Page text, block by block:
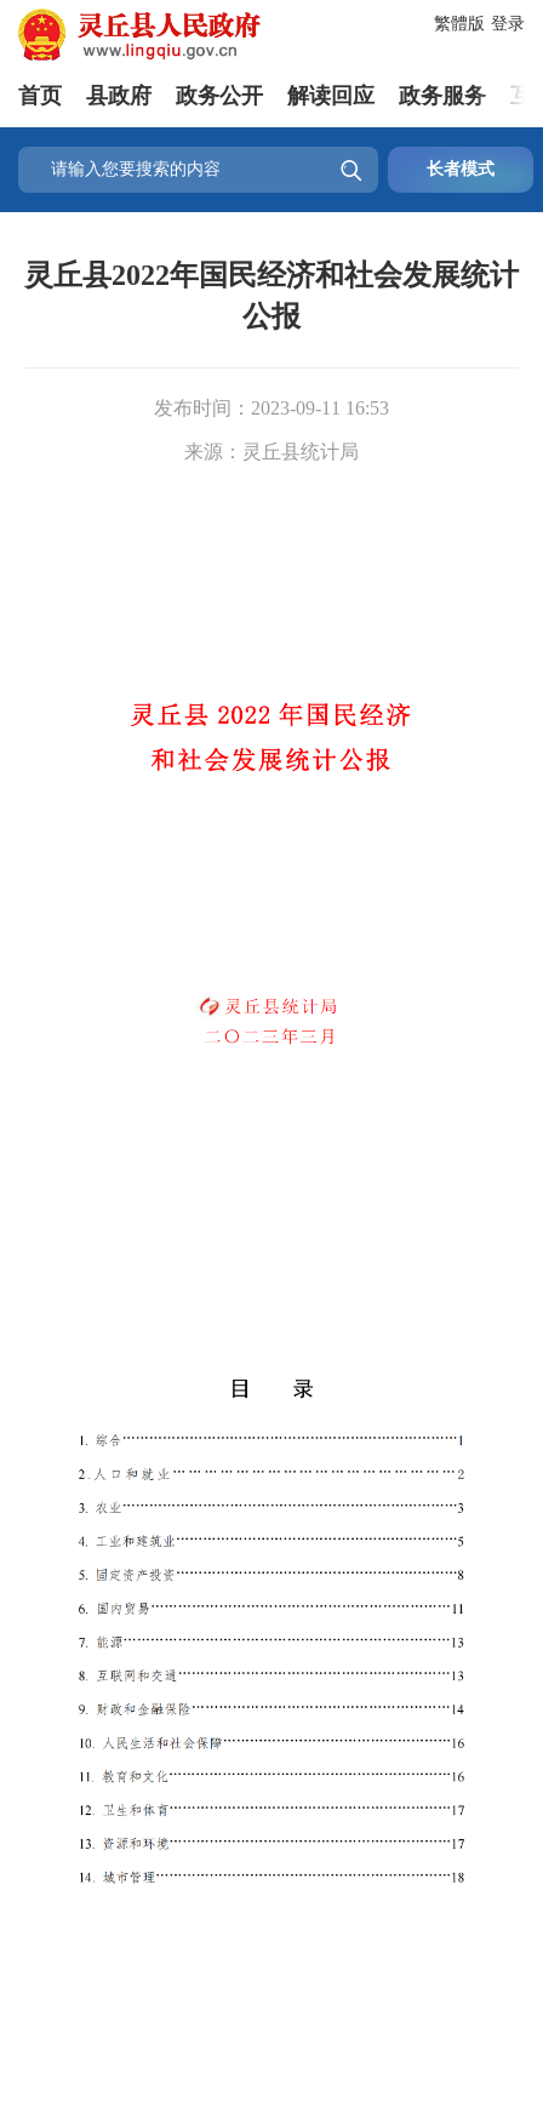
登录
繁體版
首页 县政府 政务公开 解读回应 政务服务 互
 长者模式
灵丘县2022年国民经济和社会发展统计
公报
发布时间： 2023-09-11 16:53
来源： 灵丘县统计局